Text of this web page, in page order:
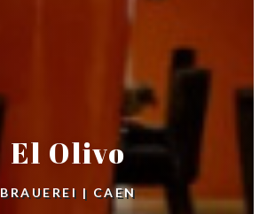
El Olivo
BRAUEREI | CAEN